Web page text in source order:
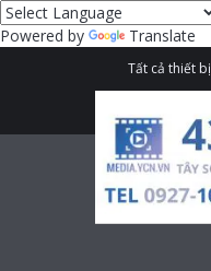
Powered by Translate
Tất cả thiết bị